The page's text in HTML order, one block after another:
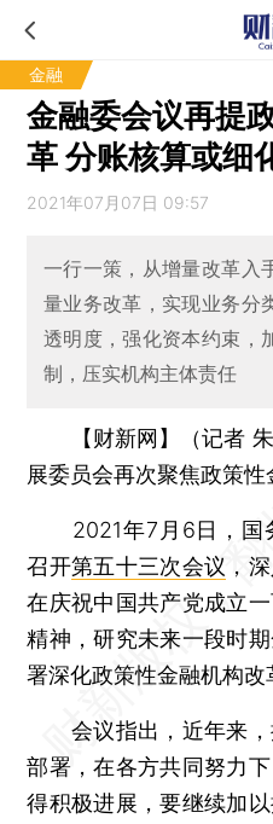
金融
金融委会议再提
革 分账核算或细
2021年07月07日 09:57
一行一策，从增量改革入
量业务改革，实现业务分
透明度，强化资本约束，
制，压实机构主体责任
【财新网】（记者 朱
展委员会再次聚焦政策性
2021年7月6日，国
召开第五十三次会议 ，
在庆祝中国共产党成立
精神，研究未来一段时
署深化政策性金融机构改
会议指出，近年来，
部署，在各方共同努力
得积极进展，要继续加